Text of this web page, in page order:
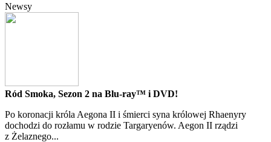
Newsy
Ród Smoka, Sezon 2 na Blu-ray™ i DVD!
Po koronacji króla Aegona II i śmierci syna królowej Rhaenyry
dochodzi do rozłamu w rodzie Targaryenów. Aegon II rządzi
z Żelaznego...